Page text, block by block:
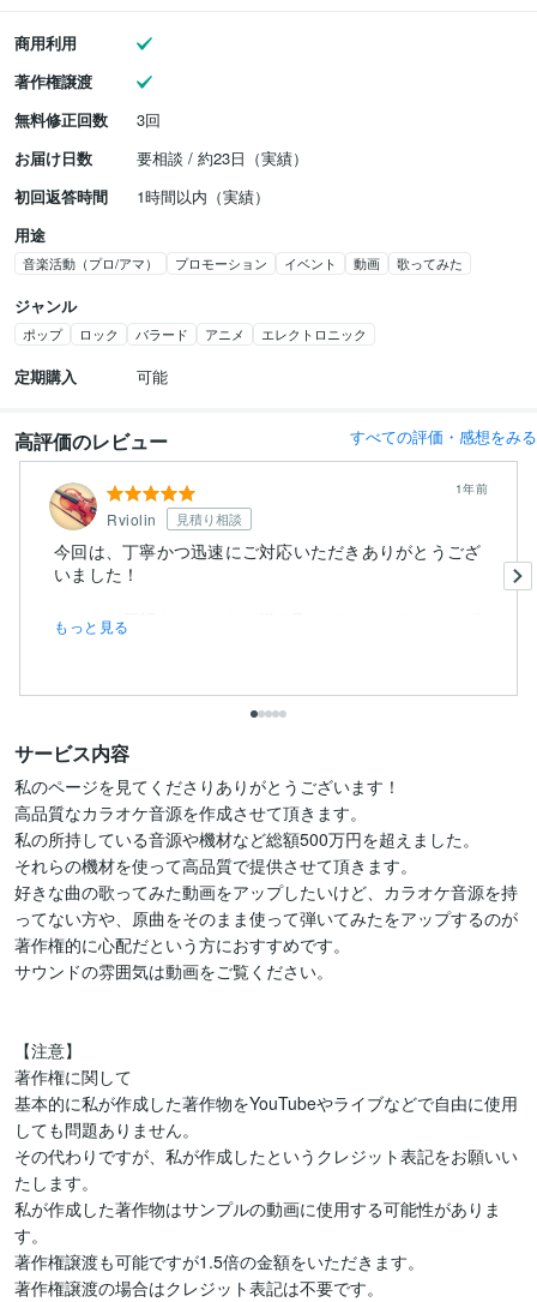
商用利用
著作権譲渡
無料修正回数
3回
お届け日数
要相談 / 約23日（実績）
初回返答時間
1時間以内（実績）
用途
音楽活動（プロ/アマ） プロモーション イベント 動画 歌ってみた
ジャンル
ポップ ロック バラード アニメ エレクトロニック
定期購入 可能
高評価のレビュー すべての評価・感想をみる
Rviolin 見積り相談
1年前
今回は、丁寧かつ迅速にご対応いただきありがとうござ
いました！
こちらの要望をしっかりと汲み取っていただき、テンポ
調整や...
もっと見る
サービス内容
私のページを見てくださりありがとうございます！
高品質なカラオケ音源を作成させて頂きます。
私の所持している音源や機材など総額500万円を超えました。
それらの機材を使って高品質で提供させて頂きます。
好きな曲の歌ってみた動画をアップしたいけど、カラオケ音源を持
ってない方や、原曲をそのまま使って弾いてみたをアップするのが
著作権的に心配だという方におすすめです。
サウンドの雰囲気は動画をご覧ください。
【注意】
著作権に関して
基本的に私が作成した著作物をYouTubeやライブなどで自由に使用
しても問題ありません。
その代わりですが、私が作成したというクレジット表記をお願いい
たします。
私が作成した著作物はサンプルの動画に使用する可能性がありま
す。
著作権譲渡も可能ですが1.5倍の金額をいただきます。
著作権譲渡の場合はクレジット表記は不要です。